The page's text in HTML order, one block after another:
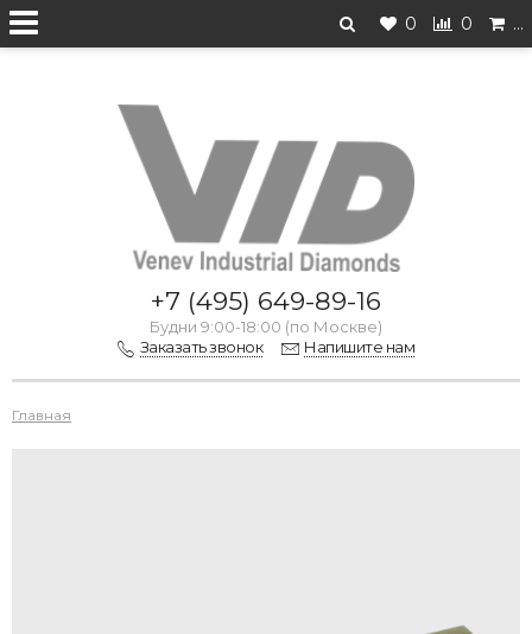
0 0 …
Перейти на старую версию
+7 (495) 649-89-16
Будни 9:00-18:00 (по Москве)
Заказать звонок
Напишите нам
Главная